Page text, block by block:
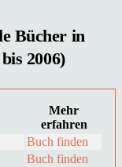
Bücher in
2006)
Mehr
erfahren
Buch finden
Buch finden